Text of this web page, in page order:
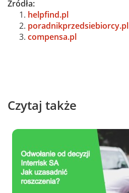
Źródła:
helpfind.pl
poradnikprzedsiebiorcy.pl
compensa.pl
Czytaj także